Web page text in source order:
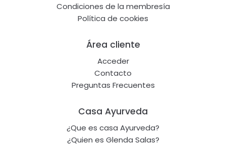
Condiciones de la membresía
Política de cookies
Área cliente
Acceder
Contacto
Preguntas Frecuentes
Casa Ayurveda
¿Que es casa Ayurveda?
¿Quien es Glenda Salas?